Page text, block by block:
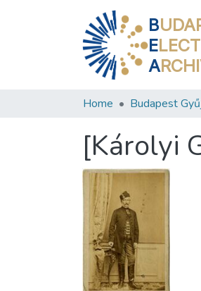
B
E
A
Home Budapest
[Károlyi